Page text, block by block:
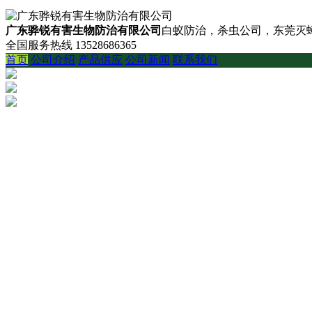
广东骅锐有害生物防治有限公司 白蚁防治，杀虫公司，东莞灭
全国服务热线 13528686365
首页 公司介绍 产品供应 公司新闻 联系我们